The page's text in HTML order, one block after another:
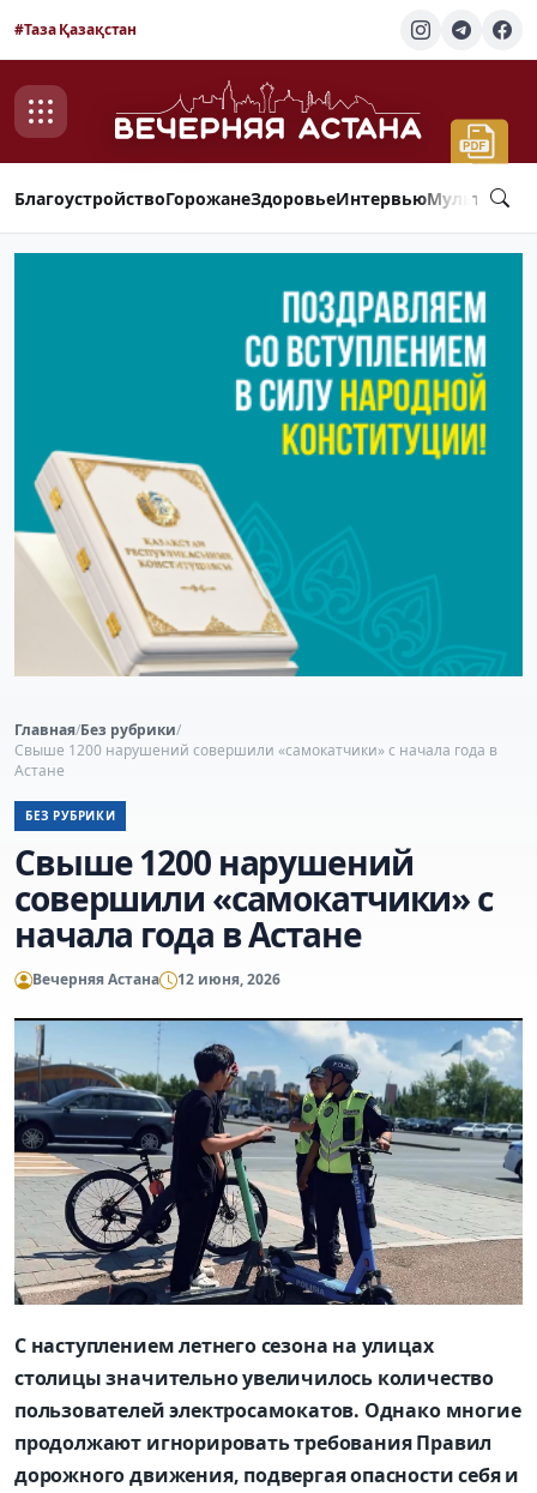
#Таза Қазақстан
БлагоустройствоГорожанеЗдоровьеИнтервью
Главная/Без рубрики/
Свыше 1200 нарушений совершили «самокатчики» с начала года в
Астане
БЕЗ РУБРИКИ
Свыше 1200 нарушений
совершили «самокатчики» с
начала года в Астане
Вечерняя Астана 12 июня, 2026
С наступлением летнего сезона на улицах
столицы значительно увеличилось количество
пользователей электросамокатов. Однако многие
продолжают игнорировать требования Правил
дорожного движения, подвергая опасности себя и